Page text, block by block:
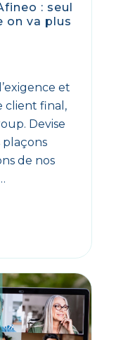
: seul
on va plus
et
client final,
Devise
plaçons
de nos